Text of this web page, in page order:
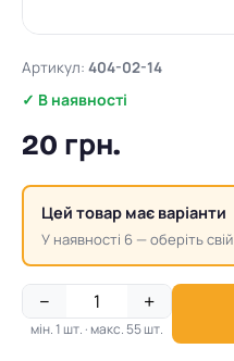
Артикул: 404-02-14
✓ В наявності
20 грн.
Цей товар має варіанти
У наявності 6 — оберіть свій
− +
мін. 1 шт. · макс. 55 шт.